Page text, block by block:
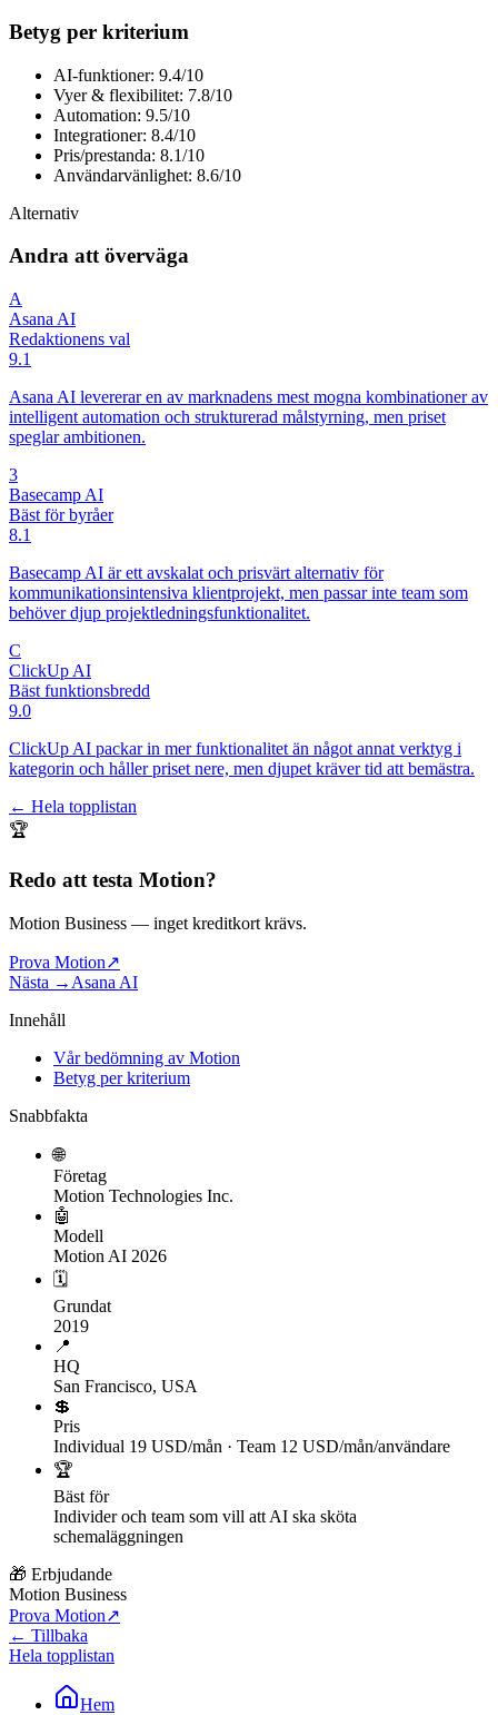
Betyg per kriterium
AI-funktioner: 9.4/10
Vyer & flexibilitet: 7.8/10
Automation: 9.5/10
Integrationer: 8.4/10
Pris/prestanda: 8.1/10
Användarvänlighet: 8.6/10
Alternativ
Andra att överväga
A
Asana AI
Redaktionens val
9.1
Asana AI levererar en av marknadens mest mogna kombinationer av
intelligent automation och strukturerad målstyrning, men priset
speglar ambitionen.
3
Basecamp AI
Bäst för byråer
8.1
Basecamp AI är ett avskalat och prisvärt alternativ för
kommunikationsintensiva klientprojekt, men passar inte team som
behöver djup projektledningsfunktionalitet.
C
ClickUp AI
Bäst funktionsbredd
9.0
ClickUp AI packar in mer funktionalitet än något annat verktyg i
kategorin och håller priset nere, men djupet kräver tid att bemästra.
← Hela topplistan
🏆
Redo att testa Motion?
Motion Business — inget kreditkort krävs.
Prova Motion↗
Nästa → Asana AI
Innehåll
Vår bedömning av Motion
Betyg per kriterium
Snabbfakta
🌐
Företag
Motion Technologies Inc.
🤖
Modell
Motion AI 2026
🗓
Grundat
2019
📍
HQ
San Francisco, USA
💲
Pris
Individual 19 USD/mån · Team 12 USD/mån/användare
🏆
Bäst för
Individer och team som vill att AI ska sköta
schemaläggningen
🎁 Erbjudande
Motion Business
Prova Motion↗
← Tillbaka
Hela topplistan
Hem